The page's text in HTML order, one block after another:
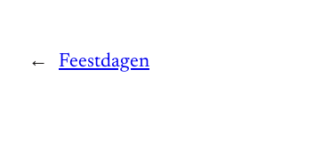
← Feestdagen